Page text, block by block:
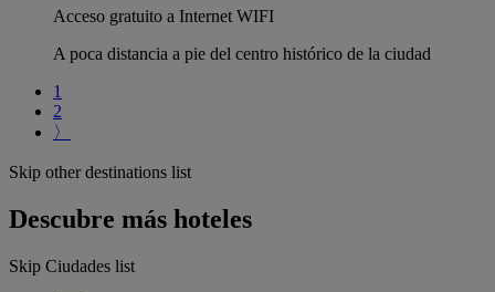
Acceso gratuito a Internet WIFI
A poca distancia a pie del centro histórico de la ciudad
1
2
〉
Skip other destinations list
Descubre más hoteles
Skip Ciudades list